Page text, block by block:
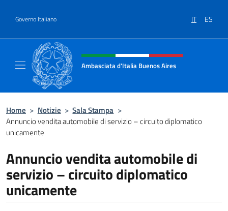
Governo Italiano IT ES
Intestazione sito, social e menù
Ambasciata d'Italia Buenos Aires
Home > Notizie > Sala Stampa >
Annuncio vendita automobile di servizio – circuito diplomatico
unicamente
Annuncio vendita automobile di
servizio – circuito diplomatico
unicamente